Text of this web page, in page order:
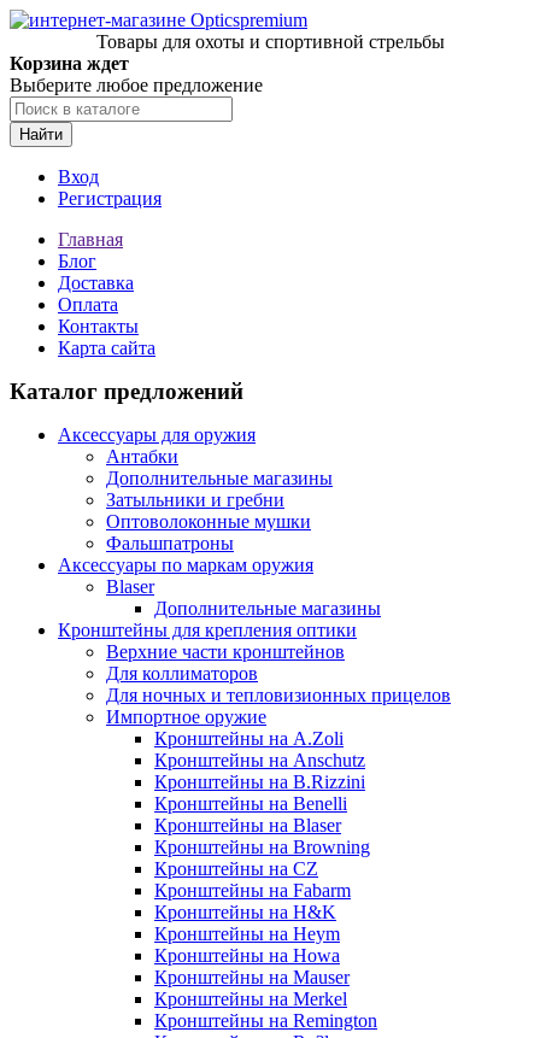
Товары для охоты и спортивной стрельбы
Корзина ждет
Выберите любое предложение
Найти
Вход
Регистрация
Главная
Блог
Доставка
Оплата
Контакты
Карта сайта
Каталог предложений
Аксессуары для оружия
Антабки
Дополнительные магазины
Затыльники и гребни
Оптоволоконные мушки
Фальшпатроны
Аксессуары по маркам оружия
Blaser
Дополнительные магазины
Кронштейны для крепления оптики
Верхние части кронштейнов
Для коллиматоров
Для ночных и тепловизионных прицелов
Импортное оружие
Кронштейны на A.Zoli
Кронштейны на Anschutz
Кронштейны на B.Rizzini
Кронштейны на Benelli
Кронштейны на Blaser
Кронштейны на Browning
Кронштейны на CZ
Кронштейны на Fabarm
Кронштейны на H&K
Кронштейны на Heym
Кронштейны на Howa
Кронштейны на Mauser
Кронштейны на Merkel
Кронштейны на Remington